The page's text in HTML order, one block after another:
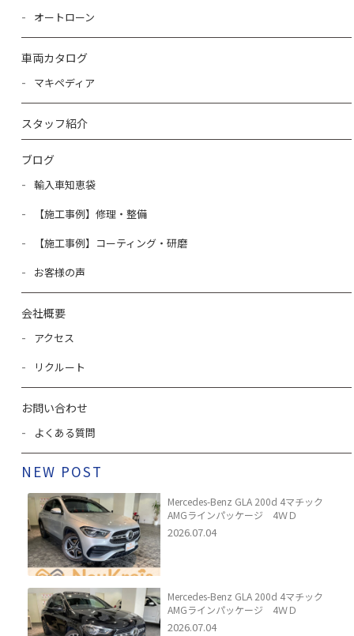
オートローン
車両カタログ
マキペディア
スタッフ紹介
ブログ
輸入車知恵袋
【施工事例】修理・整備
【施工事例】コーティング・研磨
お客様の声
会社概要
アクセス
リクルート
お問い合わせ
よくある質問
NEW POST
Mercedes-Benz GLA 200d 4マチック
AMGラインパッケージ 4ＷＤ
2026.07.04
Mercedes-Benz GLA 200d 4マチック
AMGラインパッケージ 4ＷＤ
2026.07.04